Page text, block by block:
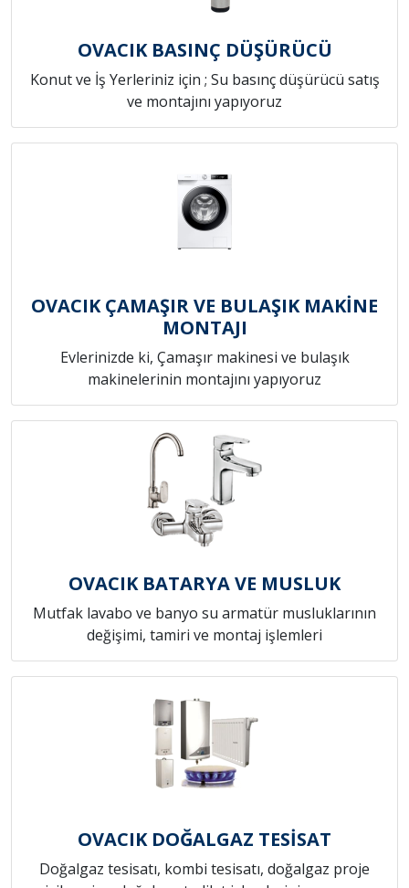
OVACIK BASINÇ DÜŞÜRÜCÜ
Konut ve İş Yerleriniz için ; Su basınç düşürücü satış
ve montajını yapıyoruz
OVACIK ÇAMAŞIR VE BULAŞIK MAKİNE
MONTAJI
Evlerinizde ki, Çamaşır makinesi ve bulaşık
makinelerinin montajını yapıyoruz
OVACIK BATARYA VE MUSLUK
Mutfak lavabo ve banyo su armatür musluklarının
değişimi, tamiri ve montaj işlemleri
OVACIK DOĞALGAZ TESİSAT
Doğalgaz tesisatı, kombi tesisatı, doğalgaz proje